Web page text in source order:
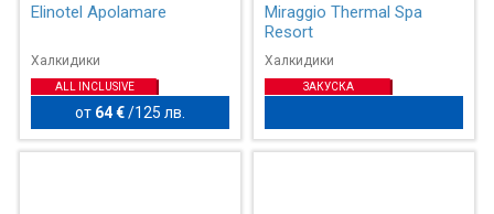
Elinotel Apolamare
Халкидики
ALL INCLUSIVE
от 64 € / 125 лв.
Miraggio Thermal Spa
Resort
Халкидики
ЗАКУСКА